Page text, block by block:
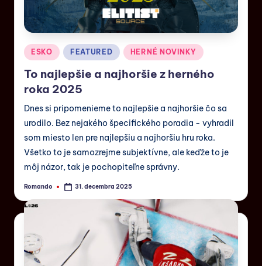
ESKO FEATURED HERNÉ NOVINKY
To najlepšie a najhoršie z herného
roka 2025
Dnes si pripomenieme to najlepšie a najhoršie čo sa
urodilo. Bez nejakého špecifického poradia - vyhradil
som miesto len pre najlepšiu a najhoršiu hru roka.
Všetko to je samozrejme subjektívne, ale keďže to je
môj názor, tak je pochopiteľne správny.
Romando 31. decembra 2025